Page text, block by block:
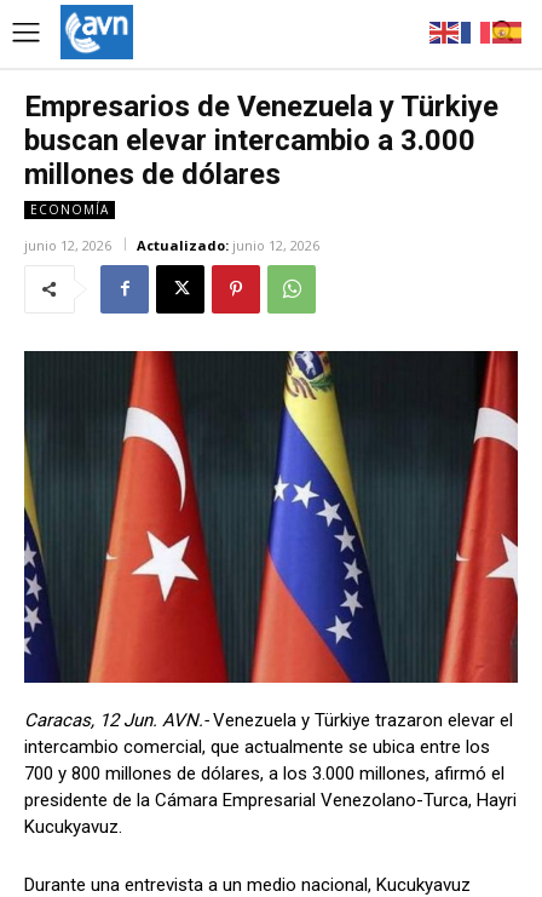
Empresarios de Venezuela y Türkiye
buscan elevar intercambio a 3.000
millones de dólares
ECONOMÍA
junio 12, 2026 Actualizado: junio 12, 2026
Caracas, 12 Jun. AVN.-Venezuela y Türkiye trazaron elevar el
intercambio comercial, que actualmente se ubica entre los
700 y 800 millones de dólares, a los 3.000 millones, afirmó el
presidente de la Cámara Empresarial Venezolano-Turca, Hayri
Kucukyavuz.
Durante una entrevista a un medio nacional, Kucukyavuz